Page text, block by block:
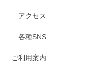
アクセス
各種SNS
ご利用案内